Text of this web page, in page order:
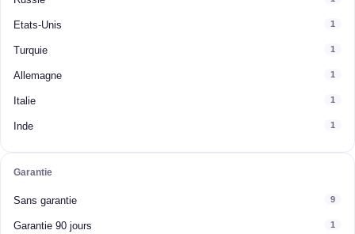
Etats-Unis 1
Turquie 1
Allemagne 1
Italie 1
Inde 1
Garantie
Sans garantie 9
Garantie 90 jours 1